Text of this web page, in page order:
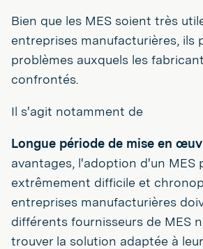
Bien que les MES soient très
entreprises manufacturières, ils
problèmes auxquels les
confrontés.
Il s'agit notamment de
Longue période de mise en
avantages, l'adoption d'un MES
extrêmement difficile et
entreprises manufacturières
différents fournisseurs de MES
trouver la solution adaptée à